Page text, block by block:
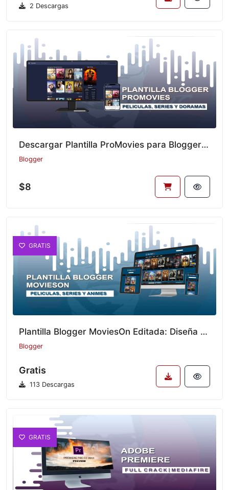
2 Descargas
Descargar Plantilla ProMovies para Blogger: Diseña tu Web de Películas y Series Gratis [2025]
Blogger
$8
GRATIS
Plantilla Blogger MoviesOn Editada: Diseña tu Blog de Películas, Series y Animes (Versión Mejorada)
Blogger
Gratis
113 Descargas
GRATIS